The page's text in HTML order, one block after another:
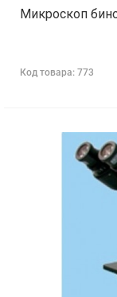
Микроскоп
Код товара: 773